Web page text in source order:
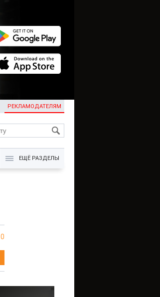
РЕКЛАМОДАТЕЛЯМ
KG
ЕЩЁ РАЗДЕЛЫ
0